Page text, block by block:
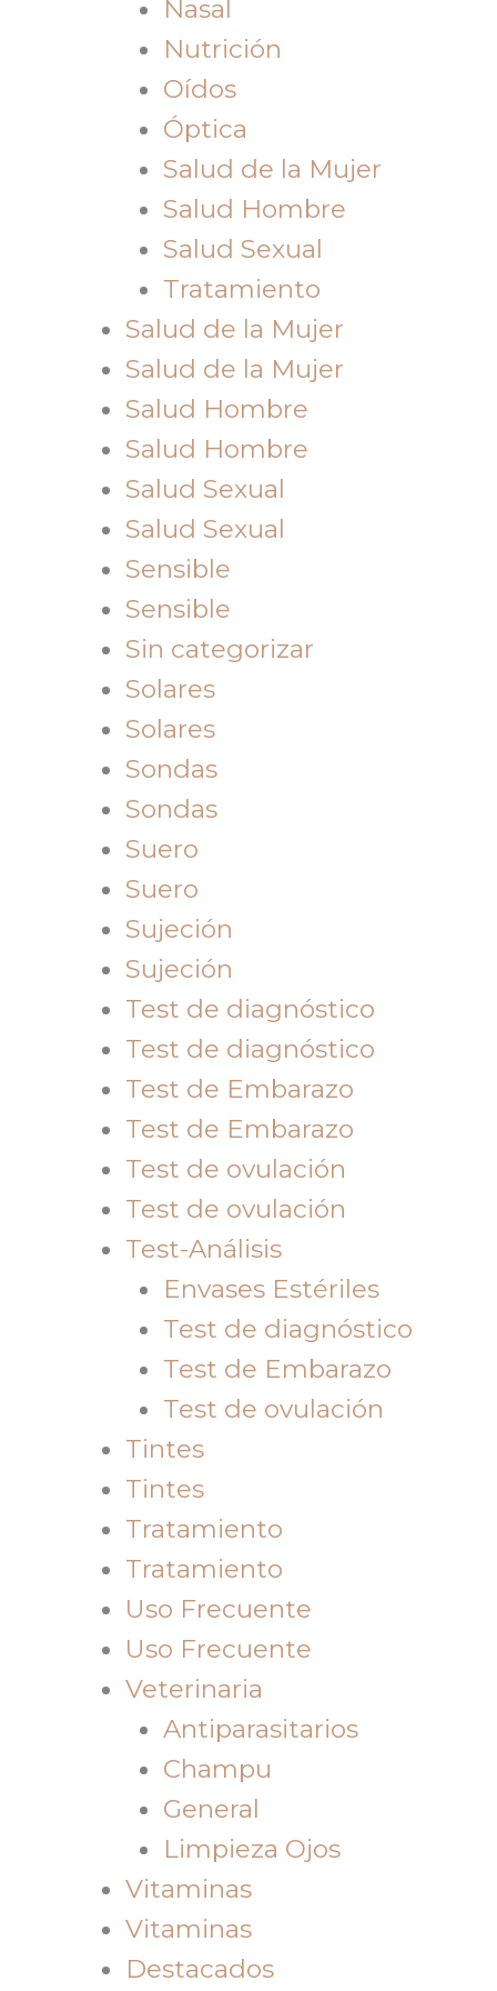
Nasal
Nutrición
Oídos
Óptica
Salud de la Mujer
Salud Hombre
Salud Sexual
Tratamiento
Salud de la Mujer
Salud de la Mujer
Salud Hombre
Salud Hombre
Salud Sexual
Salud Sexual
Sensible
Sensible
Sin categorizar
Solares
Solares
Sondas
Sondas
Suero
Suero
Sujeción
Sujeción
Test de diagnóstico
Test de diagnóstico
Test de Embarazo
Test de Embarazo
Test de ovulación
Test de ovulación
Test-Análisis
Envases Estériles
Test de diagnóstico
Test de Embarazo
Test de ovulación
Tintes
Tintes
Tratamiento
Tratamiento
Uso Frecuente
Uso Frecuente
Veterinaria
Antiparasitarios
Champu
General
Limpieza Ojos
Vitaminas
Vitaminas
Destacados